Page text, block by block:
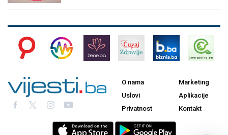
O nama
Uslovi
Privatnost
Marketing
Aplikacije
Kontakt